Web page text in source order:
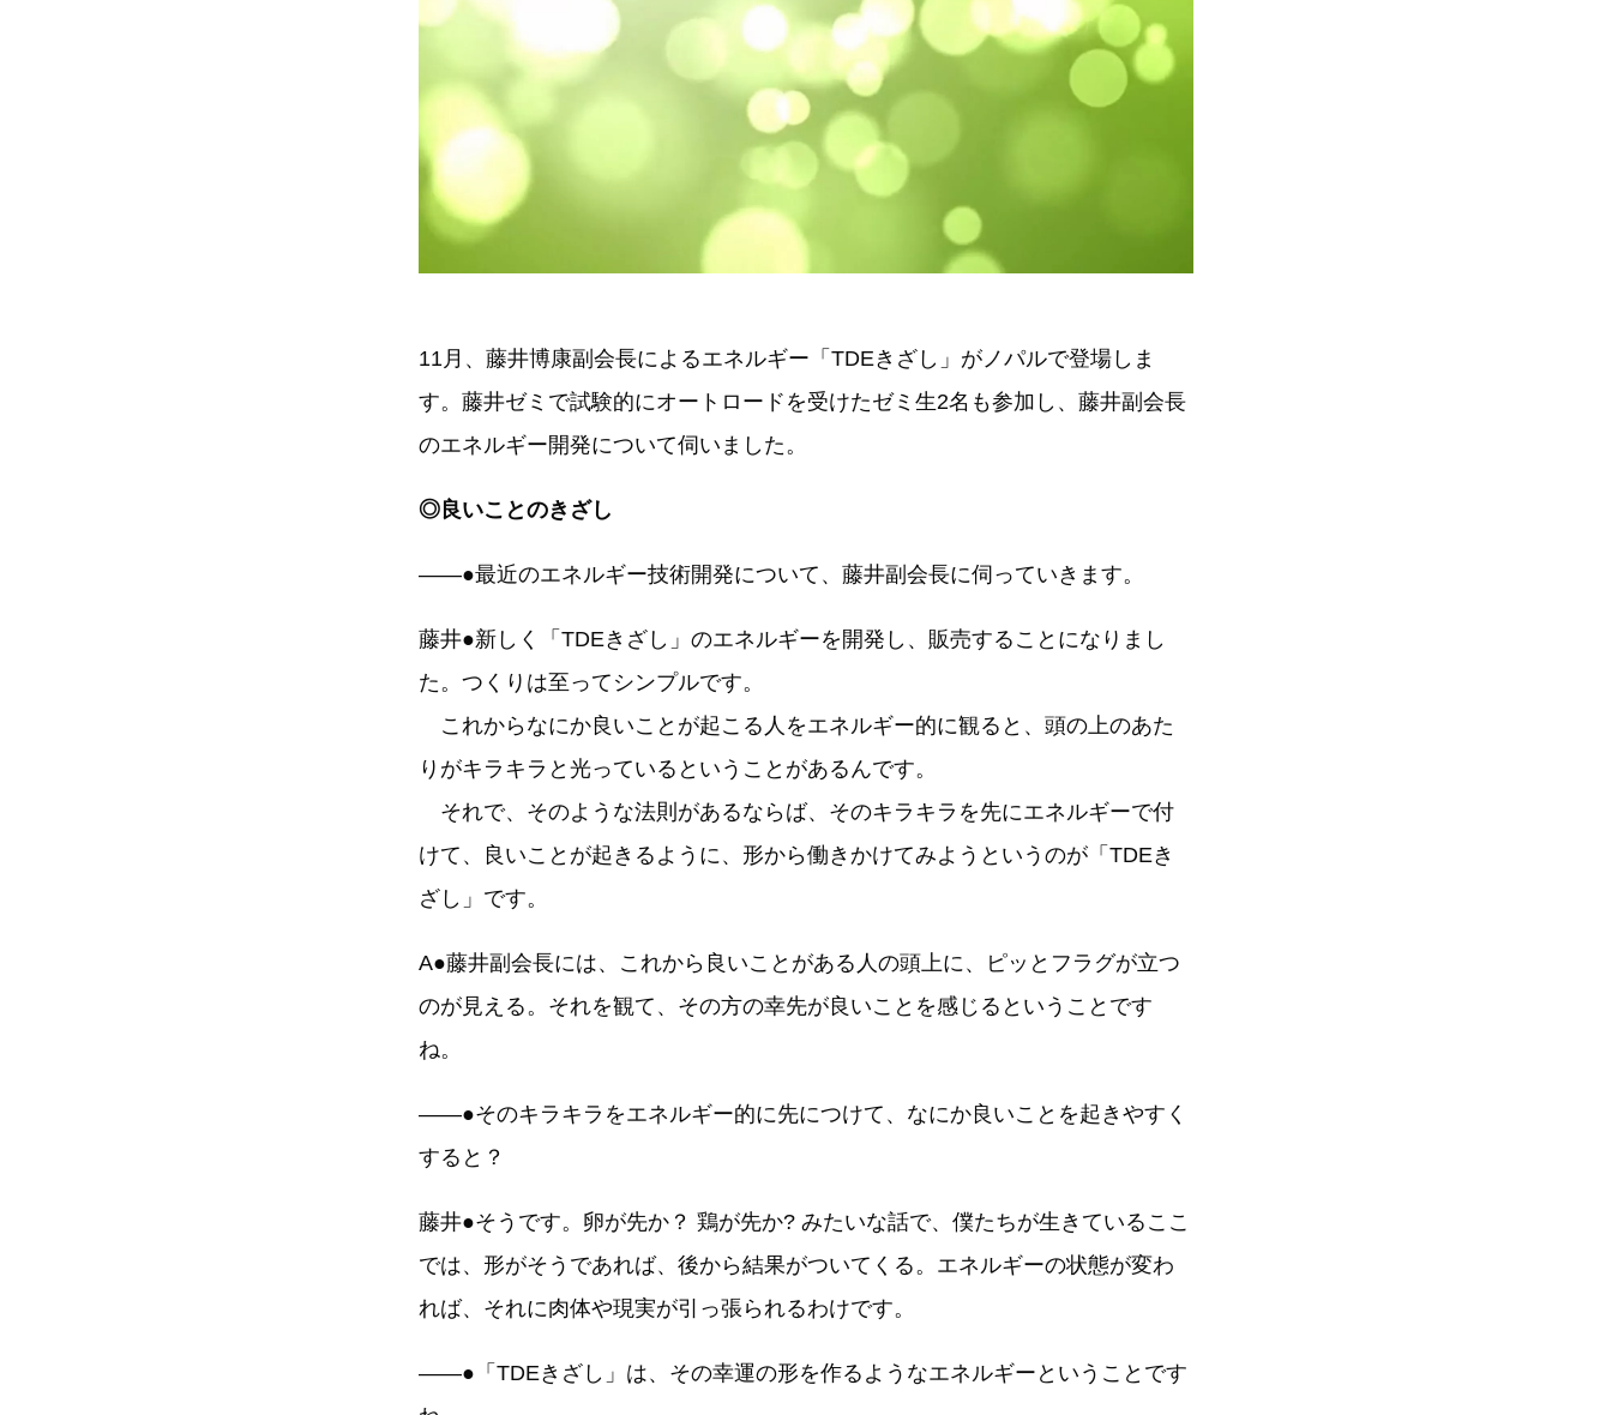
11月、藤井博康副会長によるエネルギー「TDEきざし」がノパルで登場しま
す。藤井ゼミで試験的にオートロードを受けたゼミ生2名も参加し、藤井副会長
のエネルギー開発について伺いました。
◎良いことのきざし
――●最近のエネルギー技術開発について、藤井副会長に伺っていきます。
藤井●新しく「TDEきざし」のエネルギーを開発し、販売することになりまし
た。つくりは至ってシンプルです。
これからなにか良いことが起こる人をエネルギー的に観ると、頭の上のあた
りがキラキラと光っているということがあるんです。
それで、そのような法則があるならば、そのキラキラを先にエネルギーで付
けて、良いことが起きるように、形から働きかけてみようというのが「TDEき
ざし」です。
A●藤井副会長には、これから良いことがある人の頭上に、ピッとフラグが立つ
のが見える。それを観て、その方の幸先が良いことを感じるということです
ね。
――●そのキラキラをエネルギー的に先につけて、なにか良いことを起きやすく
すると？
藤井●そうです。卵が先か？ 鶏が先か? みたいな話で、僕たちが生きているここ
では、形がそうであれば、後から結果がついてくる。エネルギーの状態が変わ
れば、それに肉体や現実が引っ張られるわけです。
――●「TDEきざし」は、その幸運の形を作るようなエネルギーということです